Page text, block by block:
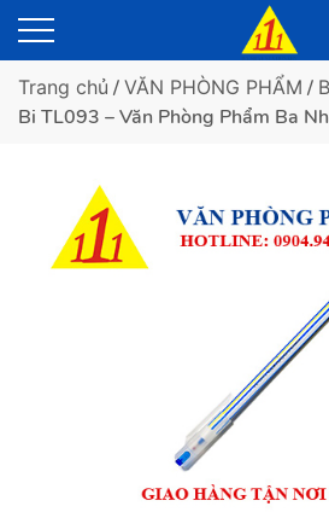
Trang chủ / VĂN PHÒNG PHẨM /
Bi TL093 – Văn Phòng Phẩm Ba